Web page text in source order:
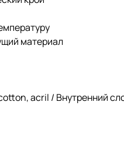
материал
acril / Внутренний